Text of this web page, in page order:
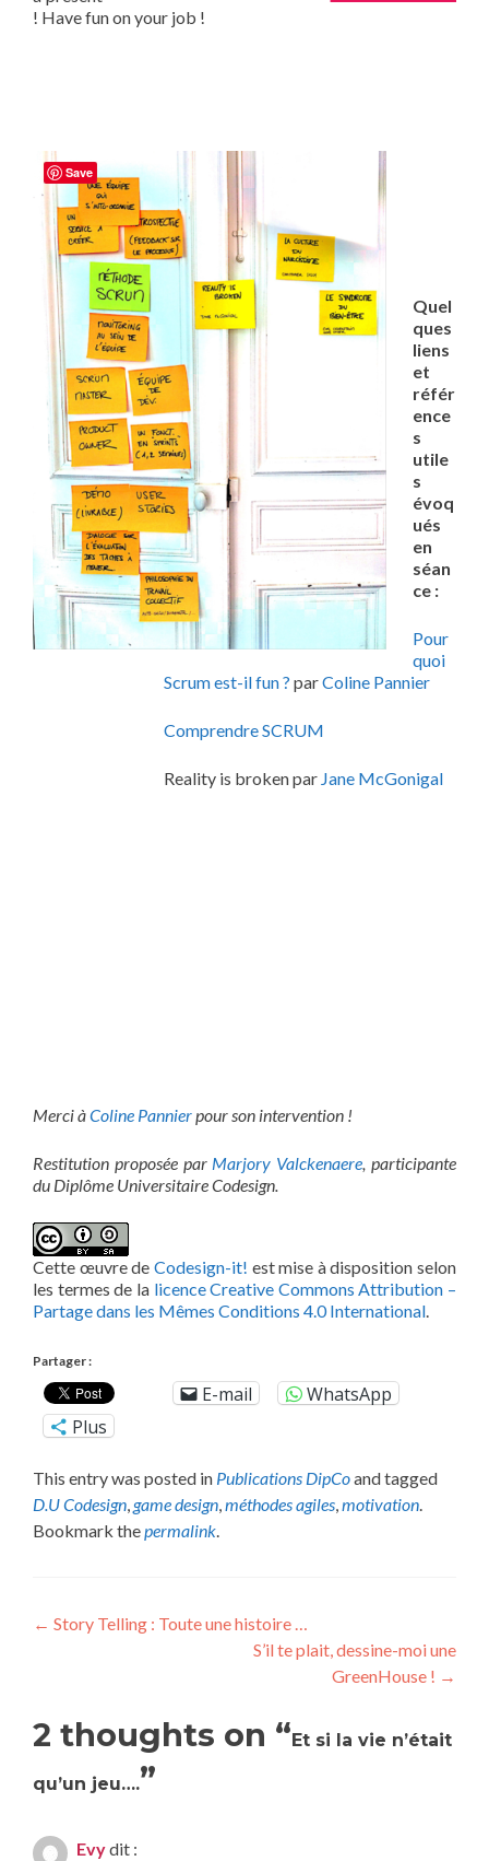
! Have fun on your job !
Quel
ques
liens
et
référ
ence
s
utile
s
évoq
ués
en
séan
ce :
Pour
quoi
Scrumest-il fun ? parColine Pannier
Comprendre SCRUM
Reality is broken par Jane McGonigal
Merci àColine Pannierpour son intervention !
Restitution proposée par Marjory Valckenaere, participante
du Diplôme Universitaire Codesign.
Cette œuvre de Codesign-it! est mise à disposition selon
les termes de la licence Creative Commons Attribution –
Partage dans les Mêmes Conditions 4.0 International.
Partager :
E-mail
WhatsApp
Plus
This entry was posted in Publications DipCoand tagged
D.U Codesign,game design,méthodes agiles,motivation.
Bookmark thepermalink.
Post
← Story Telling : Toute une histoire …
S’il te plait, dessine-moi une
GreenHouse ! →
2 thoughts on “ Et si la vie n’était
qu’un jeu….”
Evydit :
Save